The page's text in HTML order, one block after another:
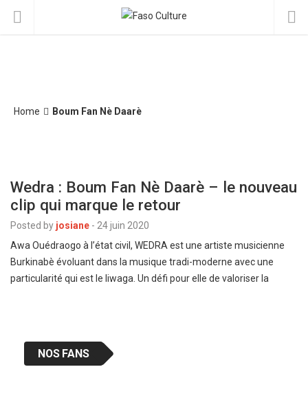
Home Boum Fan Nè Daarè
Wedra : Boum Fan Nè Daarè – le nouveau
clip qui marque le retour
Posted by josiane - 24 juin 2020
Awa Ouédraogo à l’état civil, WEDRA est une artiste musicienne
Burkinabè évoluant dans la musique tradi-moderne avec une
particularité qui est le liwaga. Un défi pour elle de valoriser la
NOS FANS